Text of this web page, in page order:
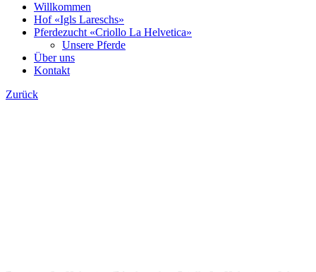
Willkommen
Hof «Igls Lareschs»
Pferdezucht «Criollo La Helvetica»
Unsere Pferde
Über uns
Kontakt
Zurück